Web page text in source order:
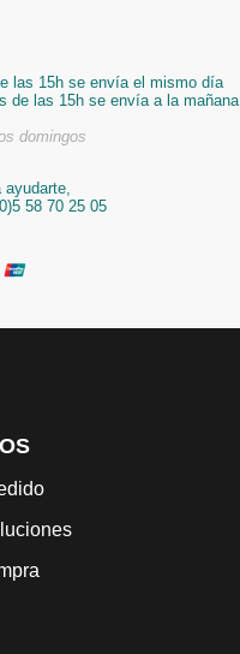
las 15h se envía el mismo día
de las 15h se envía a la mañana
domingos
58 70 25 05